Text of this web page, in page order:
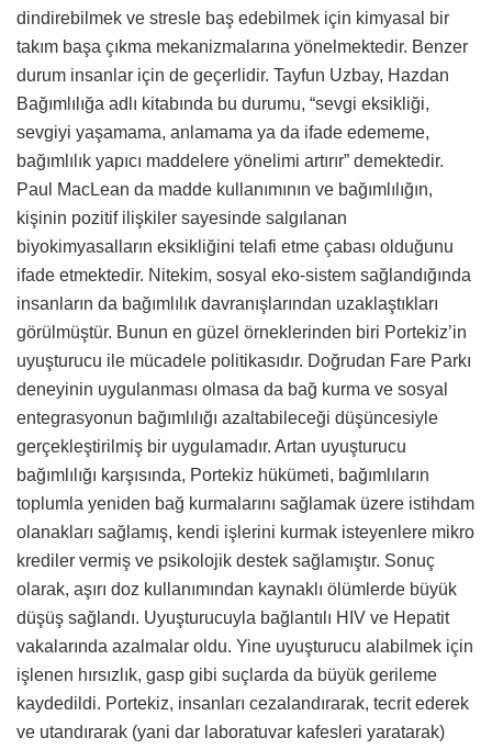
dindirebilmek ve stresle baş edebilmek için kimyasal bir
takım başa çıkma mekanizmalarına yönelmektedir. Benzer
durum insanlar için de geçerlidir. Tayfun Uzbay, Hazdan
Bağımlılığa adlı kitabında bu durumu, “sevgi eksikliği,
sevgiyi yaşamama, anlamama ya da ifade edememe,
bağımlılık yapıcı maddelere yönelimi artırır” demektedir.
Paul MacLean da madde kullanımının ve bağımlılığın,
kişinin pozitif ilişkiler sayesinde salgılanan
biyokimyasalların eksikliğini telafi etme çabası olduğunu
ifade etmektedir. Nitekim, sosyal eko-sistem sağlandığında
insanların da bağımlılık davranışlarından uzaklaştıkları
görülmüştür. Bunun en güzel örneklerinden biri Portekiz’in
uyuşturucu ile mücadele politikasıdır. Doğrudan Fare Parkı
deneyinin uygulanması olmasa da bağ kurma ve sosyal
entegrasyonun bağımlılığı azaltabileceği düşüncesiyle
gerçekleştirilmiş bir uygulamadır. Artan uyuşturucu
bağımlılığı karşısında, Portekiz hükümeti, bağımlıların
toplumla yeniden bağ kurmalarını sağlamak üzere istihdam
olanakları sağlamış, kendi işlerini kurmak isteyenlere mikro
krediler vermiş ve psikolojik destek sağlamıştır. Sonuç
olarak, aşırı doz kullanımından kaynaklı ölümlerde büyük
düşüş sağlandı. Uyuşturucuyla bağlantılı HIV ve Hepatit
vakalarında azalmalar oldu. Yine uyuşturucu alabilmek için
işlenen hırsızlık, gasp gibi suçlarda da büyük gerileme
kaydedildi. Portekiz, insanları cezalandırarak, tecrit ederek
ve utandırarak (yani dar laboratuvar kafesleri yaratarak)